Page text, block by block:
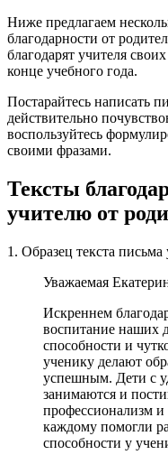
Ниже предлагаем
благодарности от
благодарят учителя
конце учебного года.
Постарайтесь написать
действительно
воспользуйтесь
своими фразами.
Тексты
учителю от
1. Образец текста
Уважаемая
Искреннем
воспитание наших
способности и
ученику делают
успешным. Дети с
занимаются и
профессионализм
каждому помогли
способности у